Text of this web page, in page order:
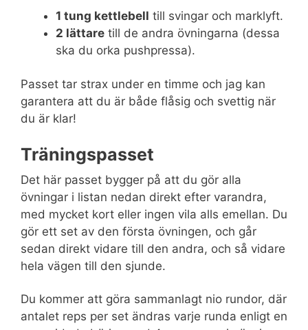
1 tung kettlebell till svingar och marklyft.
2 lättare till de andra övningarna (dessa
ska du orka pushpressa).
Passet tar strax under en timme och jag kan
garantera att du är både flåsig och svettig när
du är klar!
Träningspasset
Det här passet bygger på att du gör alla
övningar i listan nedan direkt efter varandra,
med mycket kort eller ingen vila alls emellan. Du
gör ett set av den första övningen, och går
sedan direkt vidare till den andra, och så vidare
hela vägen till den sjunde.
Du kommer att göra sammanlagt nio rundor, där
antalet reps per set ändras varje runda enligt en